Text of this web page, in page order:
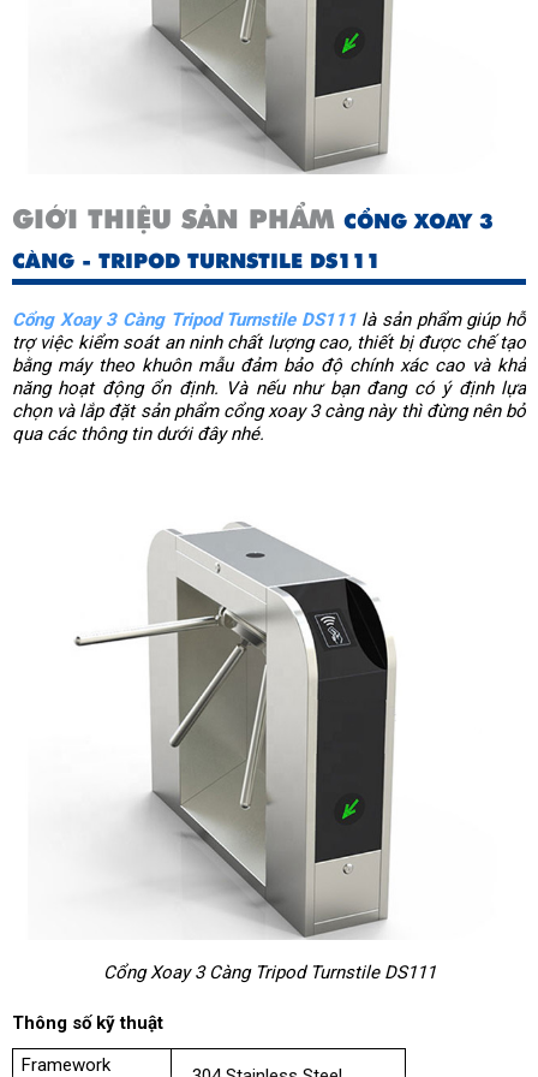
GIỚI THIỆU SẢN PHẨM CỔNG XOAY 3
CÀNG - TRIPOD TURNSTILE DS111
Cổng Xoay 3 Càng Tripod Turnstile DS111 là sản phẩm giúp hỗ
trợ việc kiểm soát an ninh chất lượng cao, thiết bị được chế tạo
bằng máy theo khuôn mẫu đảm bảo độ chính xác cao và khả
năng hoạt động ổn định. Và nếu như bạn đang có ý định lựa
chọn và lắp đặt sản phẩm cổng xoay 3 càng này thì đừng nên bỏ
qua các thông tin dưới đây nhé.
Cổng Xoay 3 Càng Tripod Turnstile DS111
Thông số kỹ thuật
Framework